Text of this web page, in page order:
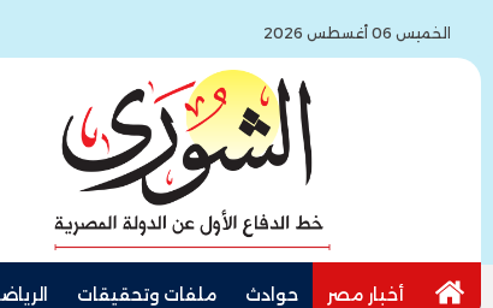
الخميس 06 أغسطس 2026
أخبار مصر حوادث ملفات وتحقيقات